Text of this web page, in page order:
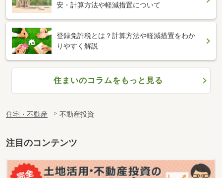
安・計算方法や軽減措置について
登録免許税とは？計算方法や軽減措置をわか
りやすく解説
住まいのコラムをもっと見る
住宅・不動産 不動産投資
注目のコンテンツ